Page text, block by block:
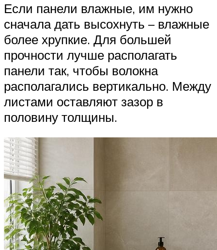
Если панели влажные, им нужно
сначала дать высохнуть – влажные
более хрупкие. Для большей
прочности лучше располагать
панели так, чтобы волокна
располагались вертикально. Между
листами оставляют зазор в
половину толщины.